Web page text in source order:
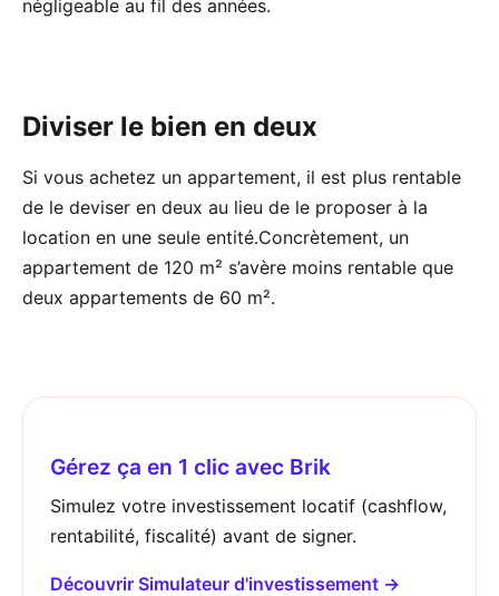
négligeable au fil des années.
Diviser le bien en deux
Si vous achetez un appartement, il est plus rentable
de le deviser en deux au lieu de le proposer à la
location en une seule entité.Concrètement, un
appartement de 120 m² s’avère moins rentable que
deux appartements de 60 m².
Gérez ça en 1 clic avec Brik
Simulez votre investissement locatif (cashflow,
rentabilité, fiscalité) avant de signer.
Découvrir Simulateur d'investissement →